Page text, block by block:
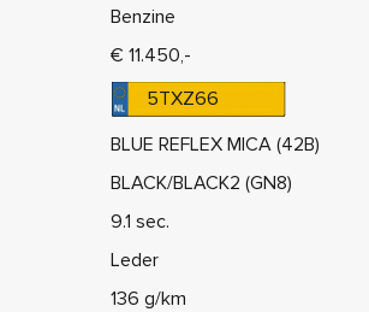
Benzine
€ 11.450,-
5TXZ66
BLUE REFLEX MICA (42B)
BLACK/BLACK2 (GN8)
9.1 sec.
Leder
136 g/km